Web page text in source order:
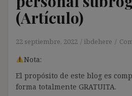
(Artículo)
22 septiembre, 2022 ibdehere
Nota:
El propósito de este blog es
forma totalmente GRATUITA.